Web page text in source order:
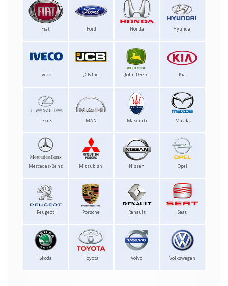
Fiat Ford Honda Hyundai
Iveco JCB Inc. John Deere Kia
Lexus MAN Maserati Mazda
Mercedes-Benz Mitsubishi Nissan Opel
Peugeot Porsche Renault Seat
Skoda Toyota Volvo Volkswagen